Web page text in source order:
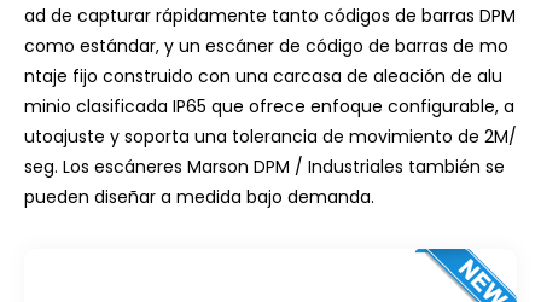
ad de capturar rápidamente tanto códigos de barras DPM
como estándar, y un escáner de código de barras de mo
ntaje fijo construido con una carcasa de aleación de alu
minio clasificada IP65 que ofrece enfoque configurable, a
utoajuste y soporta una tolerancia de movimiento de 2M/
seg. Los escáneres Marson DPM / Industriales también se
pueden diseñar a medida bajo demanda.